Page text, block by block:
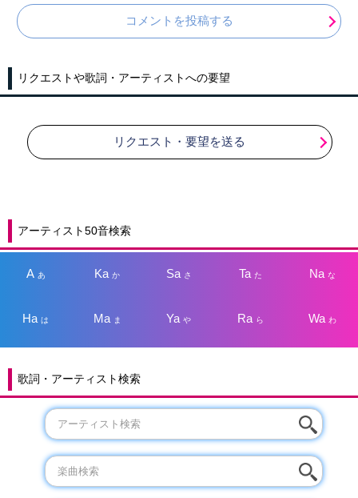
コメントを投稿する
リクエストや歌詞・アーティストへの要望
リクエスト・要望を送る
アーティスト50音検索
A あ Kaか Sa さ Taた Na な
Haは Ma ま Yaや Ra ら Wa わ
歌詞・アーティスト検索